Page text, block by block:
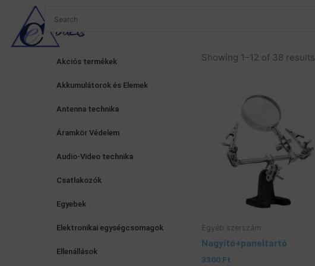
content
Akciós termékek
Akkumulátorok és Elemek
Antenna technika
Áramkör Védelem
Audio-Video technika
Csatlakozók
Egyebek
Elektronikai egységcsomagok
Ellenállások
Showing 1–12 of 38 results
Egyéb szerszám
Nagyító+paneltartó
3300 Ft